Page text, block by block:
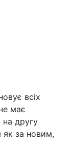
всіх
має
на другу
як за новим,